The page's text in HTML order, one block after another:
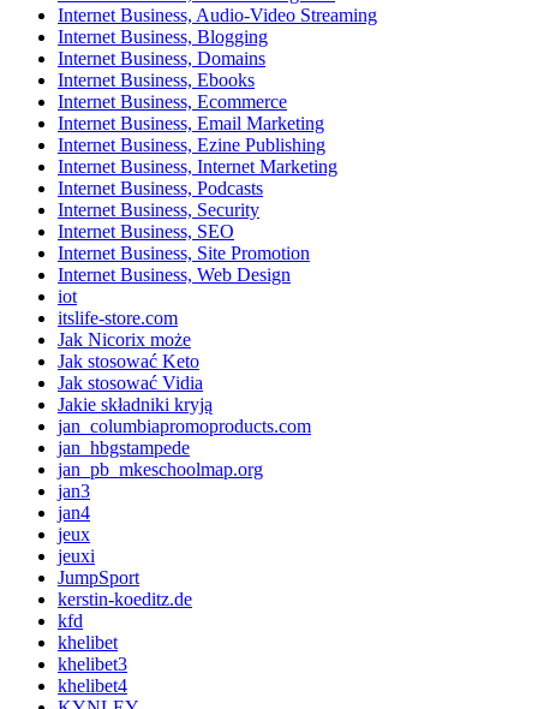
Internet Business, Audio-Video Streaming
Internet Business, Blogging
Internet Business, Domains
Internet Business, Ebooks
Internet Business, Ecommerce
Internet Business, Email Marketing
Internet Business, Ezine Publishing
Internet Business, Internet Marketing
Internet Business, Podcasts
Internet Business, Security
Internet Business, SEO
Internet Business, Site Promotion
Internet Business, Web Design
iot
itslife-store.com
Jak Nicorix może
Jak stosować Keto
Jak stosować Vidia
Jakie składniki kryją
jan_columbiapromoproducts.com
jan_hbgstampede
jan_pb_mkeschoolmap.org
jan3
jan4
jeux
jeuxi
JumpSport
kerstin-koeditz.de
kfd
khelibet
khelibet3
khelibet4